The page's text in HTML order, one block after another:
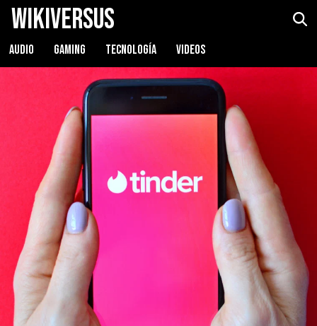
WikiVersus
AUDIO GAMING TECNOLOGÍA VIDEOS